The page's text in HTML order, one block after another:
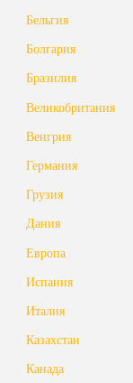
Бельгия
Болгария
Бразилия
Великобритания
Венгрия
Германия
Грузия
Дания
Европа
Испания
Италия
Казахстан
Канада